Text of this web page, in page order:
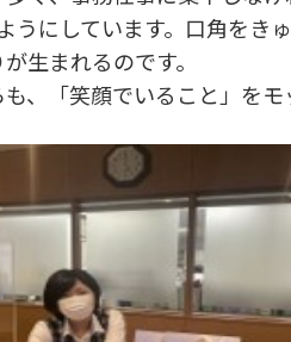
うにしています。口角をき
生まれるのです。
、「笑顔でいること」をモ